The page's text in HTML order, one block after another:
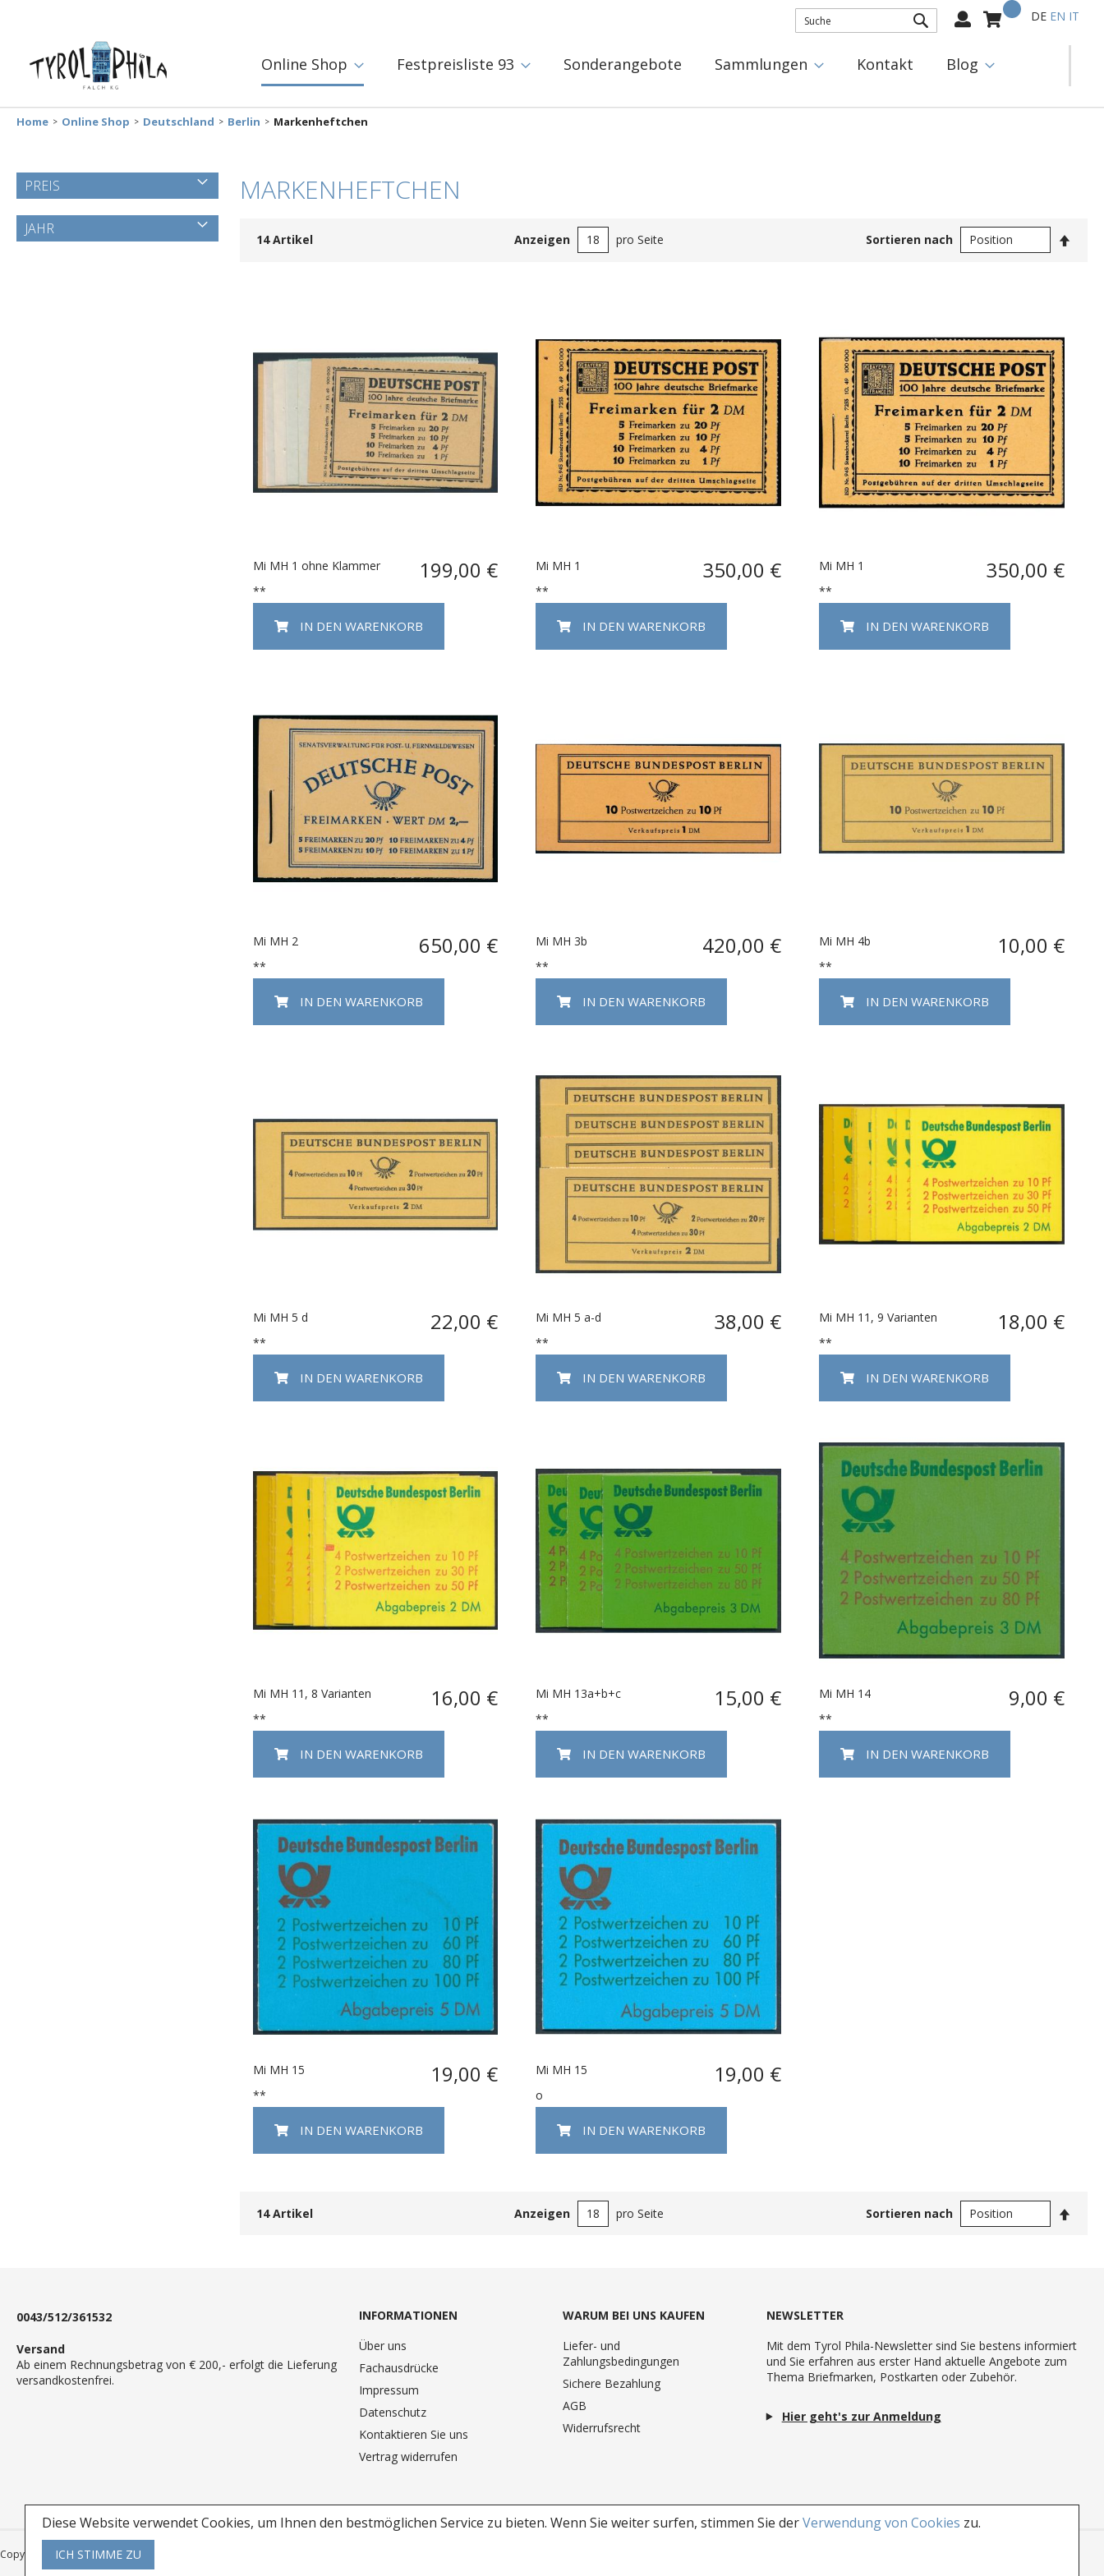
Diese Website verwendet Cookies, um Ihnen den bestmöglichen Service zu bieten. Wenn Sie weiter surfen, stimmen Sie derVerwendung von Cookies zu.
ICH STIMME ZU
Mein Warenkorb
Select
DE EN IT
Online Shop Festpreisliste 93 Sonderangebote Sammlungen Kontakt Blog
Home Online Shop Deutschland Berlin Markenheftchen
MARKENHEFTCHEN
14Artikel Anzeigen pro Seite Sortieren nach
Mi MH 1 ohne Klammer 199,00 €
**
IN DEN WARENKORB
Mi MH 1 350,00 €
**
IN DEN WARENKORB
Mi MH 1 350,00 €
**
IN DEN WARENKORB
Mi MH 2 650,00 €
**
IN DEN WARENKORB
Mi MH 3b 420,00 €
**
IN DEN WARENKORB
Mi MH 4b 10,00 €
**
IN DEN WARENKORB
Mi MH 5 d 22,00 €
**
IN DEN WARENKORB
Mi MH 5 a-d 38,00 €
**
IN DEN WARENKORB
Mi MH 11, 9 Varianten 18,00 €
**
IN DEN WARENKORB
Mi MH 11, 8 Varianten 16,00 €
**
IN DEN WARENKORB
Mi MH 13a+b+c 15,00 €
**
IN DEN WARENKORB
Mi MH 14 9,00 €
**
IN DEN WARENKORB
Mi MH 15 19,00 €
**
IN DEN WARENKORB
Mi MH 15 19,00 €
o
IN DEN WARENKORB
14Artikel Anzeigen pro Seite Sortieren nach
PREIS
JAHR
0043/512/361532
Versand
Ab einem Rechnungsbetrag von € 200,- erfolgt die Lieferung
versandkostenfrei.
INFORMATIONEN
Über uns
Fachausdrücke
Impressum
Datenschutz
Kontaktieren Sie uns
Vertrag widerrufen
WARUM BEI UNS KAUFEN
Liefer- und
Zahlungsbedingungen
Sichere Bezahlung
AGB
Widerrufsrecht
NEWSLETTER
Mit dem Tyrol Phila-Newsletter sind Sie bestens informiert
und Sie erfahren aus erster Hand aktuelle Angebote zum
Thema Briefmarken, Postkarten oder Zubehör.
Hier geht's zur Anmeldung
Copyright